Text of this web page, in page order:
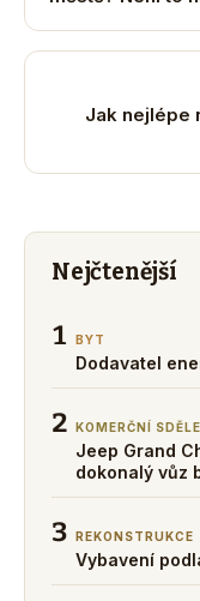
Jak nejlépe
Nejčtenější
1 BYT
Dodavatel
2 KOMERČNÍ
Jeep Grand
dokonalý vůz
3 REKONSTRUKCE
Vybavení